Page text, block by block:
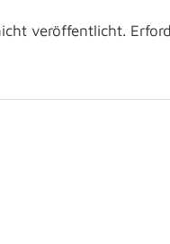
veröffentlicht.